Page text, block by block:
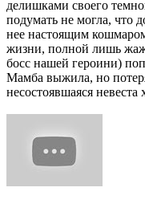
делишками своего
подумать не могла, что
нее настоящим
жизни, полной лишь
босс нашей героини)
Мамба выжила, но
несостоявшаяся